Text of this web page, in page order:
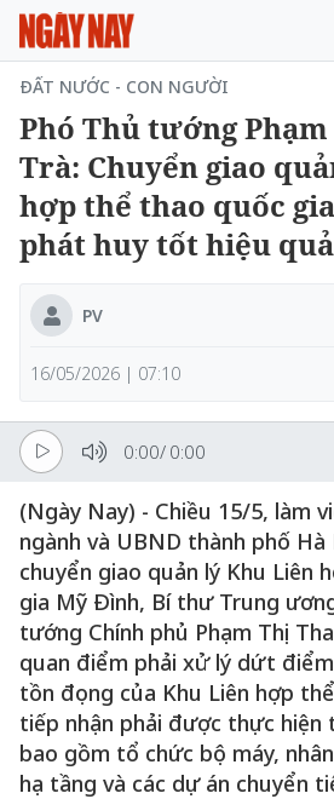
ĐẤT NƯỚC - CON NGƯỜI
Phó Thủ tướng
Trà: Chuyển giao
hợp thể thao quốc
phát huy tốt hiệu quả
PV
16/05/2026 | 07:10
0:00/ 0:00
(Ngày Nay) - Chiều 15/5, làm
ngành và UBND thành phố
chuyển giao quản lý Khu Liên
gia Mỹ Đình, Bí thư Trung
tướng Chính phủ Phạm Thị
quan điểm phải xử lý dứt
tồn đọng của Khu Liên hợp
tiếp nhận phải được thực hiện
bao gồm tổ chức bộ máy,
hạ tầng và các dự án chuyển